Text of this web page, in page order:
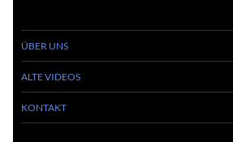
ÜBER UNS
ALTE VIDEOS
KONTAKT